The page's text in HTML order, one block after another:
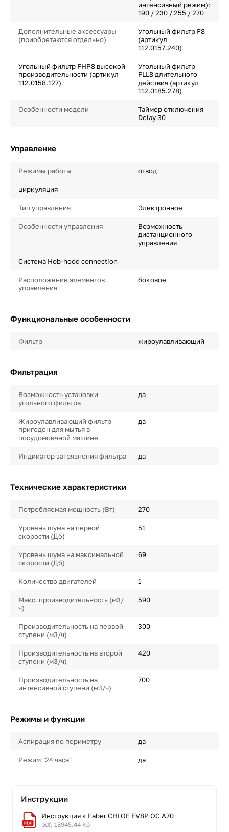
интенсивный режим):
190 / 230 / 255 / 270
Дополнительные аксессуары
(приобретаются отдельно)
Угольный фильтр F8
(артикул
112.0157.240)
Угольный фильтр FHP8 высокой
производительности (артикул
112.0158.127)
Угольный фильтр
FLL8 длительного
действия (артикул
112.0185.278)
Особенности модели
Таймер отключения
Delay 30
Управление
Режимы работы отвод
циркуляция
Тип управления Электронное
Особенности управления
Возможность
дистанционного
управления
Система Hob-hood connection
Расположение элементов
управления
боковое
Функциональные особенности
Фильтр жироулавливающий
Фильтрация
Возможность установки
угольного фильтра
да
Жироулавливающий фильтр
пригоден для мытья в
посудомоечной машине
да
Индикатор загрязнения фильтра да
Технические характеристики
Потребляемая мощность (Вт) 270
Уровень шума на первой
скорости (Дб)
51
Уровень шума на максимальной
скорости (Дб)
69
Количество двигателей 1
Макс. производительность (м3/
ч)
590
Производительность на первой
ступени (м3/ч)
300
Производительность на второй
ступени (м3/ч)
420
Производительность на
интенсивной ступени (м3/ч)
700
Режимы и функции
Аспирация по периметру да
Режим "24 часа" да
Инструкции
Инструкция к Faber CHLOE EV8P OC A70
pdf, 18945.44 Кб